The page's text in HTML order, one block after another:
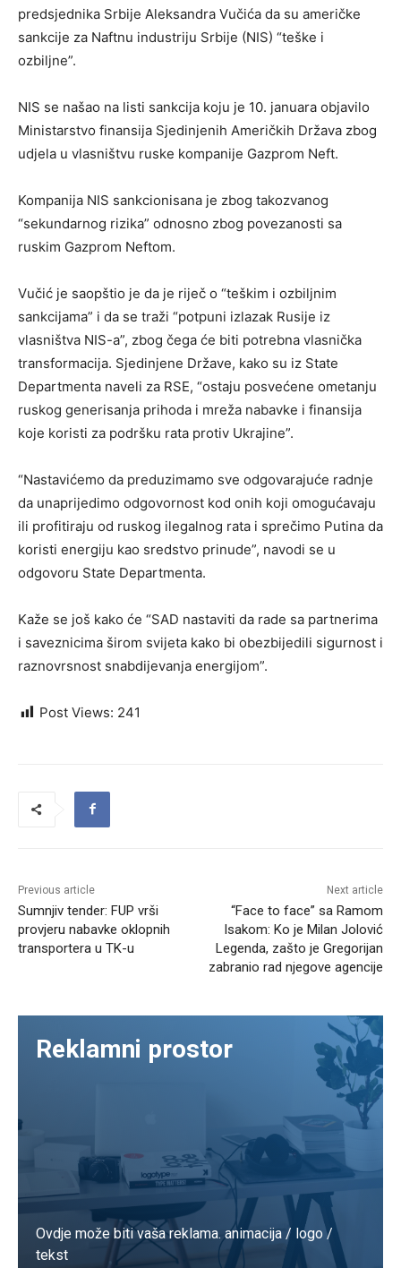
predsjednika Srbije Aleksandra Vučića da su američke
sankcije za Naftnu industriju Srbije (NIS) “teške i
ozbiljne”.
NIS se našao na listi sankcija koju je 10. januara objavilo
Ministarstvo finansija Sjedinjenih Američkih Država zbog
udjela u vlasništvu ruske kompanije Gazprom Neft.
Kompanija NIS sankcionisana je zbog takozvanog
“sekundarnog rizika” odnosno zbog povezanosti sa
ruskim Gazprom Neftom.
Vučić je saopštio je da je riječ o “teškim i ozbiljnim
sankcijama” i da se traži “potpuni izlazak Rusije iz
vlasništva NIS-a”, zbog čega će biti potrebna vlasnička
transformacija. Sjedinjene Države, kako su iz State
Departmenta naveli za RSE, “ostaju posvećene ometanju
ruskog generisanja prihoda i mreža nabavke i finansija
koje koristi za podršku rata protiv Ukrajine”.
“Nastavićemo da preduzimamo sve odgovarajuće radnje
da unaprijedimo odgovornost kod onih koji omogućavaju
ili profitiraju od ruskog ilegalnog rata i sprečimo Putina da
koristi energiju kao sredstvo prinude”, navodi se u
odgovoru State Departmenta.
Kaže se još kako će “SAD nastaviti da rade sa partnerima
i saveznicima širom svijeta kako bi obezbijedili sigurnost i
raznovrsnost snabdijevanja energijom”.
Post Views: 241
Previous article
Sumnjiv tender: FUP vrši
provjeru nabavke oklopnih
transportera u TK-u
Next article
“Face to face” sa Ramom
Isakom: Ko je Milan Jolović
Legenda, zašto je Gregorijan
zabranio rad njegove agencije
Reklamni prostor
Ovdje može biti vaša reklama. animacija / logo /
tekst